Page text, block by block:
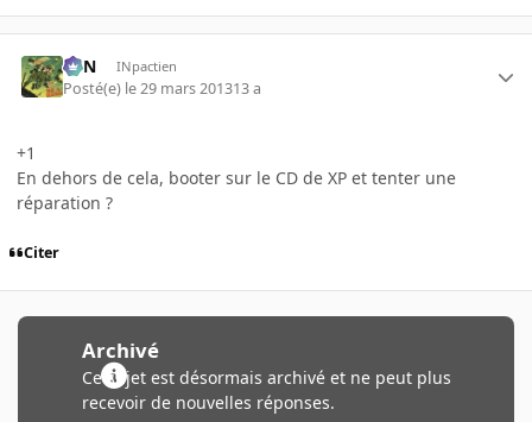
RFN INpactien
Posté(e) le 29 mars 201313 a
+1
En dehors de cela, booter sur le CD de XP et tenter une
réparation ?
Citer
Archivé
Ce sujet est désormais archivé et ne peut plus
recevoir de nouvelles réponses.